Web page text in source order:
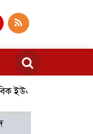
সাবরিনা শারমিন: